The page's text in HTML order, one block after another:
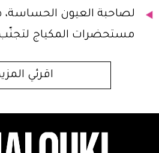
لصاحبة العيون
مستحضرات المكياج لتجنّب
اقرئي